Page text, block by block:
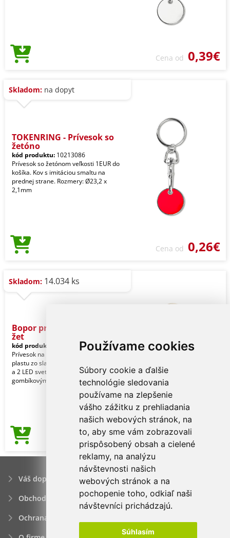
Používame cookies
Súbory cookie a ďalšie
technológie sledovania
používame na zlepšenie
vášho zážitku z prehliadania
našich webových stránok, na
to, aby sme vám zobrazovali
prispôsobený obsah a cielené
reklamy, na analýzu
návštevnosti našich
webových stránok a na
pochopenie toho, odkiaľ naši
návštevníci prichádzajú.
Súhlasím
Cena od 0,39€
Skladom: na dopyt
TOKENRING - Prívesok so
žetóno
kód produktu: 10213086
Prívesok so žetónom veľkosti 1EUR do
košíka. Kov s imitáciou smaltu na
prednej strane. Rozmery: Ø23,2 x
2,1mm
Cena od 0,26€
Skladom: 14.034 ks
Bopor prívesok na kľúče so
žet
kód produktu:
27800423-TB00
Prívesok na kľúče z ekologického
plastu zo slamy so žetónom do vozíka
a 2 LED svetlami. Dodávané s 2
gombíkovými batéria
Cena od 0,42€
Váš dopyt
Obchodné podmienky
Ochrana osobných údajov